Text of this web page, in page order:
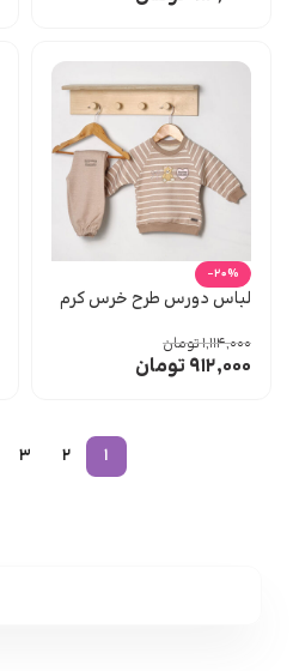
-20%
لباس دورس طرح خرس کرم
۱,۱۱۴,۰۰۰تومان
۹۱۲,۰۰۰تومان
۱ ۲ ۳